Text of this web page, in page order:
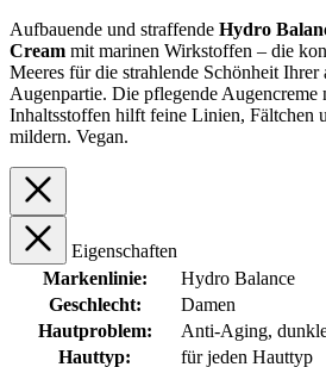
Aufbauende und straffende Hydro
Cream mit marinen Wirkstoffen – die
Meeres für die strahlende Schönheit Ihrer
Augenpartie. Die pflegende
Inhaltsstoffen hilft feine Linien, Fältchen
mildern. Vegan.
Eigenschaften
Markenlinie:
Hydro Balance
Geschlecht:
Damen
Hautproblem:
Anti-Aging,
Hauttyp:
für jeden Hauttyp